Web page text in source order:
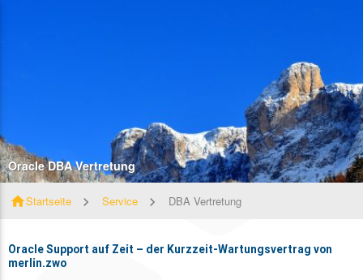
Oracle DBA Vertretung
homeStartseite Service DBA Vertretung
Oracle Support auf Zeit – der Kurzzeit-Wartungsvertrag von
merlin.zwo